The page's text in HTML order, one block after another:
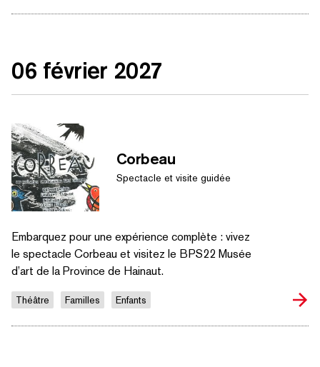
06 février 2027
Corbeau
Spectacle et visite guidée
Embarquez pour une expérience complète : vivez
le spectacle Corbeau et visitez le BPS22 Musée
d’art de la Province de Hainaut.
Théâtre Familles Enfants